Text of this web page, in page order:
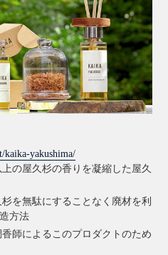
kaika-yakushima/
の屋久杉の香りを凝縮した屋久
を無駄にすることなく廃材を利
方法
師によるこのプロダクトのため